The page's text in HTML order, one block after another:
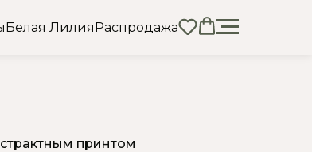
Белая ЛилияРаспродажа
принтом